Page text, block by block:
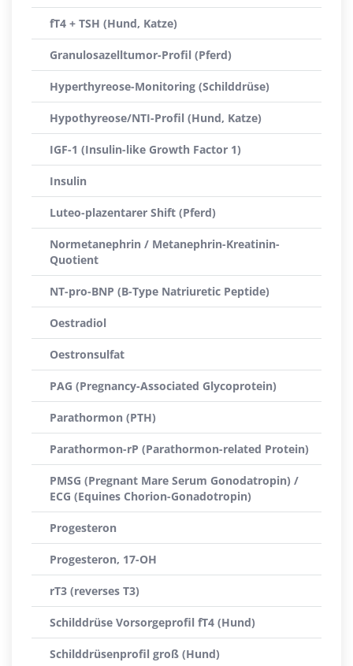
fT4 + TSH (Hund, Katze)
Granulosazelltumor-Profil (Pferd)
Hyperthyreose-Monitoring (Schilddrüse)
Hypothyreose/NTI-Profil (Hund, Katze)
IGF-1 (Insulin-like Growth Factor 1)
Insulin
Luteo-plazentarer Shift (Pferd)
Normetanephrin / Metanephrin-Kreatinin-
Quotient
NT-pro-BNP (B-Type Natriuretic Peptide)
Oestradiol
Oestronsulfat
PAG (Pregnancy-Associated Glycoprotein)
Parathormon (PTH)
Parathormon-rP (Parathormon-related Protein)
PMSG (Pregnant Mare Serum Gonodatropin) /
ECG (Equines Chorion-Gonadotropin)
Progesteron
Progesteron, 17-OH
rT3 (reverses T3)
Schilddrüse Vorsorgeprofil fT4 (Hund)
Schilddrüsenprofil groß (Hund)